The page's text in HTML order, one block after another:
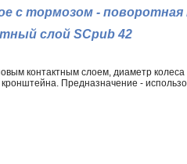
с тормозом - поворотная
слой SCpub 42
контактным слоем, диаметр
Предназначение -